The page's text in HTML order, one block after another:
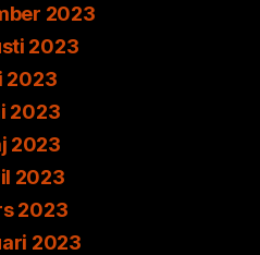
2023
2023
2023
2023
2023
2023
2023
2023